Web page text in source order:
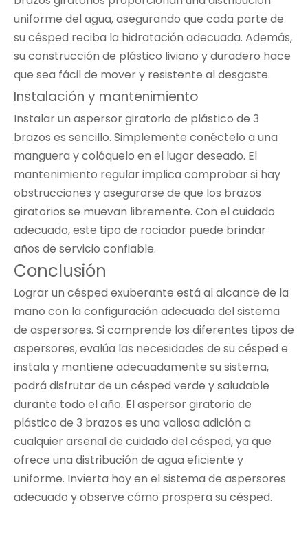
uniforme del agua, asegurando que cada parte de
su césped reciba la hidratación adecuada. Además,
su construcción de plástico liviano y duradero hace
que sea fácil de mover y resistente al desgaste.
Instalación y mantenimiento
Instalar un aspersor giratorio de plástico de 3
brazos es sencillo. Simplemente conéctelo a una
manguera y colóquelo en el lugar deseado. El
mantenimiento regular implica comprobar si hay
obstrucciones y asegurarse de que los brazos
giratorios se muevan libremente. Con el cuidado
adecuado, este tipo de rociador puede brindar
años de servicio confiable.
Conclusión
Lograr un césped exuberante está al alcance de la
mano con la configuración adecuada del sistema
de aspersores. Si comprende los diferentes tipos de
aspersores, evalúa las necesidades de su césped e
instala y mantiene adecuadamente su sistema,
podrá disfrutar de un césped verde y saludable
durante todo el año. El aspersor giratorio de
plástico de 3 brazos es una valiosa adición a
cualquier arsenal de cuidado del césped, ya que
ofrece una distribución de agua eficiente y
uniforme. Invierta hoy en el sistema de aspersores
adecuado y observe cómo prospera su césped.